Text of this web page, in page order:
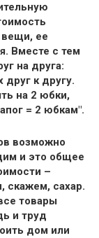
вещи, ее
Вместе с тем
на друга:
друг к другу.
на 2 юбки,
= 2 юбкам".
возможно
и это общее
–
скажем, сахар.
товары
и труд
дом или